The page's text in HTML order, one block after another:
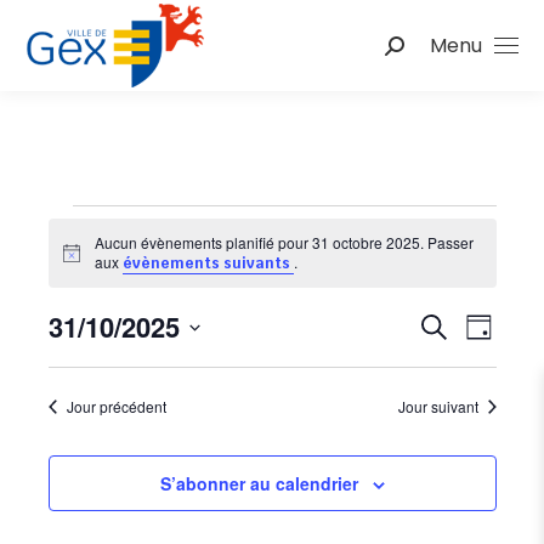
Menu
Recherche
Évènements
for
31
octobre
Notice
Aucun évènements planifié pour 31 octobre 2025. Passer
aux évènements suivants .
et
de
Recherche
de
Jour
31/10/2025
Sélectionnez
uneJour précédent Jour suivant
S’abonner au calendrier